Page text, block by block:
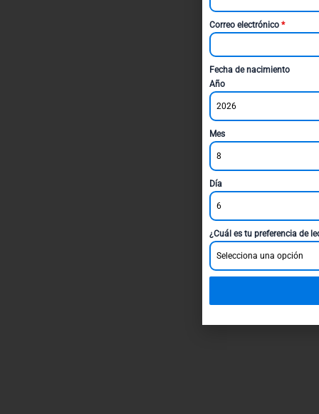
Correo electrónico *
Fecha de nacimiento
Año
2026
Mes
8
Día
6
¿Cuál es tu preferencia de
Selecciona una opción